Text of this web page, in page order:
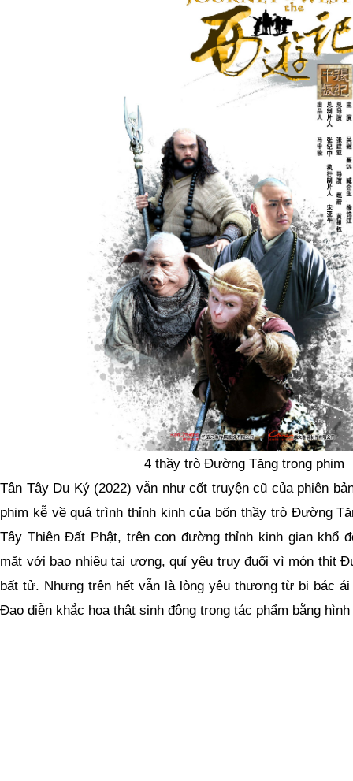
4 thầy trò Đường Tăng trong phim
Tân Tây Du Ký (2022) vẫn như cốt truyện cũ của phiên
phim kễ về quá trình thỉnh kinh của bốn thầy trò Đường
Tây Thiên Đất Phật, trên con đường thỉnh kinh gian khổ
mặt với bao nhiêu tai ương, quỉ yêu truy đuổi vì món thịt
bất tử. Nhưng trên hết vẫn là lòng yêu thương từ bi bác
Đạo diễn khắc họa thật sinh động trong tác phẩm bằng hình